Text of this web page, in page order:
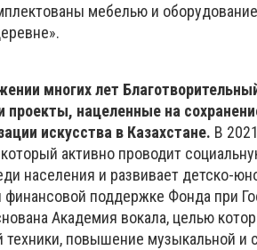
мебелью и
многих лет
проекты, нацеленные на
искусства в Казахстане. В
который активно проводит
населения и развивает детско-
финансовой поддержке Фонда при
Академия вокала, целью
техники, повышение музыкальной и